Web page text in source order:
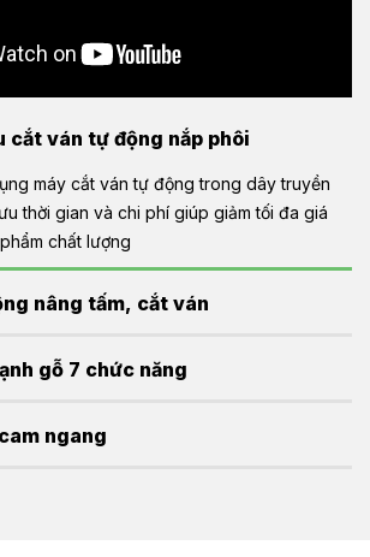
cắt ván tự động nắp phôi
máy cắt ván tự động trong dây truyền
thời gian và chi phí giúp giảm tối đa giá
chất lượng
nâng tấm, cắt ván
thời gian và chi phí giúp giảm tối đa giá
gỗ 7 chức năng
gồm: phay cạnh, bôi keo & dán nẹp,
ngang